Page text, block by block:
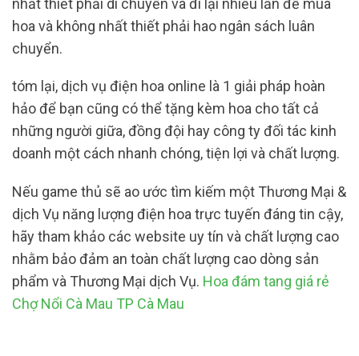
hoa và không nhất thiết phải hao ngân sách luân
chuyển.
tóm lại, dịch vụ điện hoa online là 1 giải pháp hoàn
hảo để bạn cũng có thể tặng kèm hoa cho tất cả
những người giữa, đồng đội hay công ty đối tác kinh
doanh một cách nhanh chóng, tiện lợi và chất lượng.
Nếu game thủ sẽ ao ước tìm kiếm một Thương Mại &
dịch Vụ năng lượng điện hoa trực tuyến đáng tin cậy,
hãy tham khảo các website uy tín và chất lượng cao
nhằm bảo đảm an toàn chất lượng cao dòng sản
phẩm và Thương Mại dịch Vụ. Hoa đám tang giá rẻ
Chợ Nổi Cà Mau TP Cà Mau